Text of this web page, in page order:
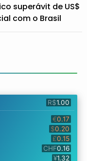
superávit de US$
com o Brasil